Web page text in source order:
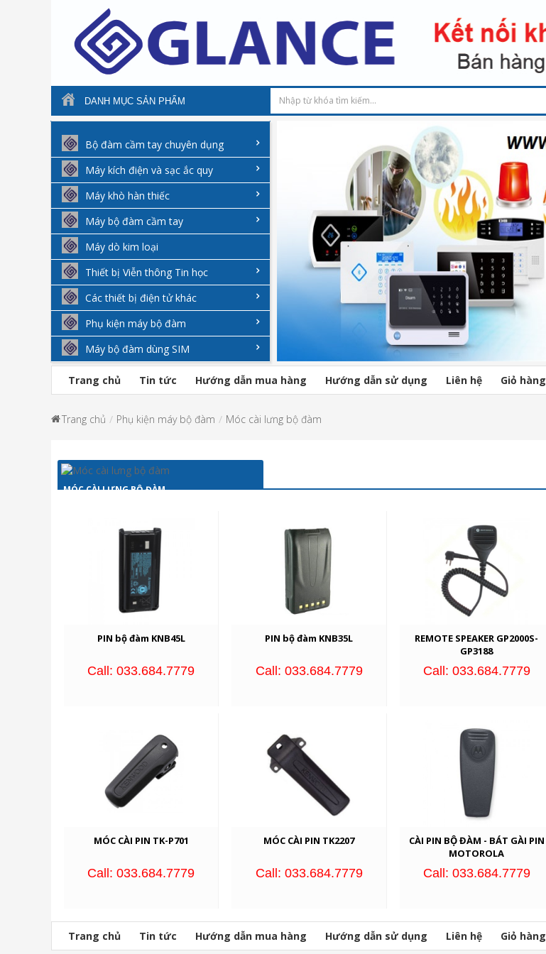
DANH MỤC SẢN PHẨM
Bộ đàm cầm tay chuyên dụng
Máy kích điện và sạc ắc quy
Máy khò hàn thiếc
Máy bộ đàm cầm tay
Máy dò kim loại
Thiết bị Viễn thông Tin học
Các thiết bị điện tử khác
Phụ kiện máy bộ đàm
Máy bộ đàm dùng SIM
Trang chủ Tin tức Hướng dẫn mua hàng Hướng dẫn sử dụng Liên hệ Giỏ hàng
Trang chủ Phụ kiện máy bộ đàm Móc cài lưng bộ đàm
MÓC CÀI LƯNG BỘ ĐÀM
PIN bộ đàm KNB45L
Call: 033.684.7779
PIN bộ đàm KNB35L
Call: 033.684.7779
REMOTE SPEAKER GP2000S-
GP3188
Call: 033.684.7779
MÓC CÀI PIN TK-P701
Call: 033.684.7779
MÓC CÀI PIN TK2207
Call: 033.684.7779
CÀI PIN BỘ ĐÀM - BÁT GÀI PIN
MOTOROLA
Call: 033.684.7779
Trang chủ Tin tức Hướng dẫn mua hàng Hướng dẫn sử dụng Liên hệ Giỏ hàng